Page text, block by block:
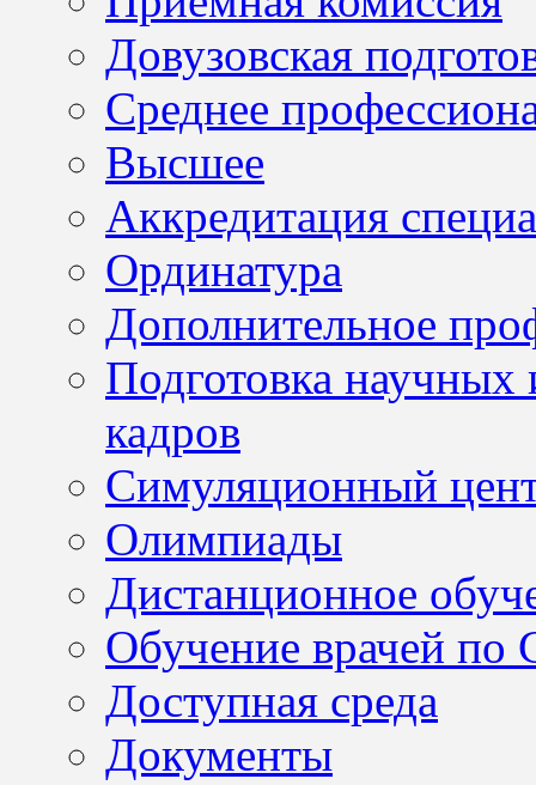
Довузовская
Среднее
Высшее
Аккредитация
Ординатура
Дополнительное
Подготовка научных
кадров
Симуляционный
Олимпиады
Дистанционное
Обучение врачей по
Доступная среда
Документы